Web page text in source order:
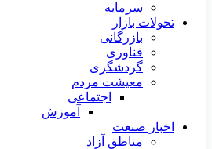
سرمایه
تحولات بازار
بازرگانی
فناوری
گردشگری
معیشت مردم
اجتماعی
آموزش
اخبار صنعت
مناطق آزاد